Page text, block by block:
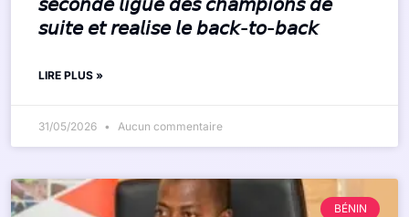
𝘴𝘦𝘤𝘰𝘯𝘥𝘦 𝘭𝘪𝘨𝘶𝘦 𝘥𝘦𝘴 𝘤𝘩𝘢𝘮𝘱𝘪𝘰𝘯𝘴 𝘥𝘦
𝘴𝘶𝘪𝘵𝘦 𝘦𝘵 𝘳𝘦𝘢𝘭𝘪𝘴𝘦 𝘭𝘦 𝘣𝘢𝘤𝘬-𝘵𝘰-𝘣𝘢𝘤𝘬
LIRE PLUS »
31/05/2026 Aucun commentaire
BÉNIN